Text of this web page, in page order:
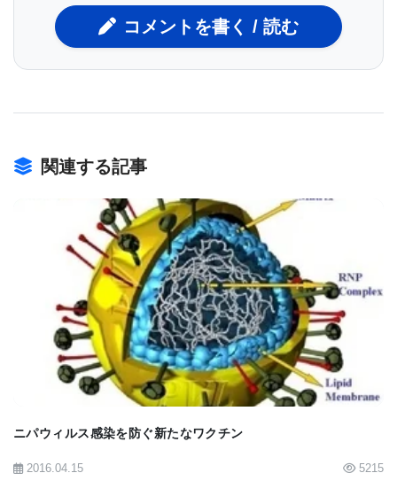
Molecular Genetics 准教授を務めるDr. Wangは、
「抗がん性の免疫を強化することができれば、腫瘍
ぐことができるのではないか。この免疫療法は、単
んや転移に対する免疫を育てることが可能ではない
か」と述べている。
Grp170は、免疫系にがん抗原を認識させる効果があ
ることが実証されており、「がんワクチン」として
の可能性が試されている。抗原は、細菌、ウイル
ス、がんなどの異物に含まれている分子で、免疫系
がこの抗原を感知し、この抗原の発生源に攻撃をか
けるように働く。しかし、がん細胞は、腫瘍を取り
巻く微環境を変化させることができるため、免疫反
応を抑制し、体の自然な防御機能の攻撃を受けるこ
コメントを書く / 読む
関連する記事
BIOMARKET JP
ニパウィルス感染を防ぐ新たなワクチン
2016.04.15 5215